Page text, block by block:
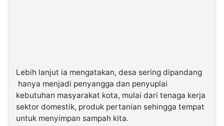
Lebih lanjut ia mengatakan, desa sering dipandang
hanya menjadi penyangga dan penyuplai
kebutuhan masyarakat kota, mulai dari tenaga kerja
sektor domestik, produk pertanian sehingga tempat
untuk menyimpan sampah kita.